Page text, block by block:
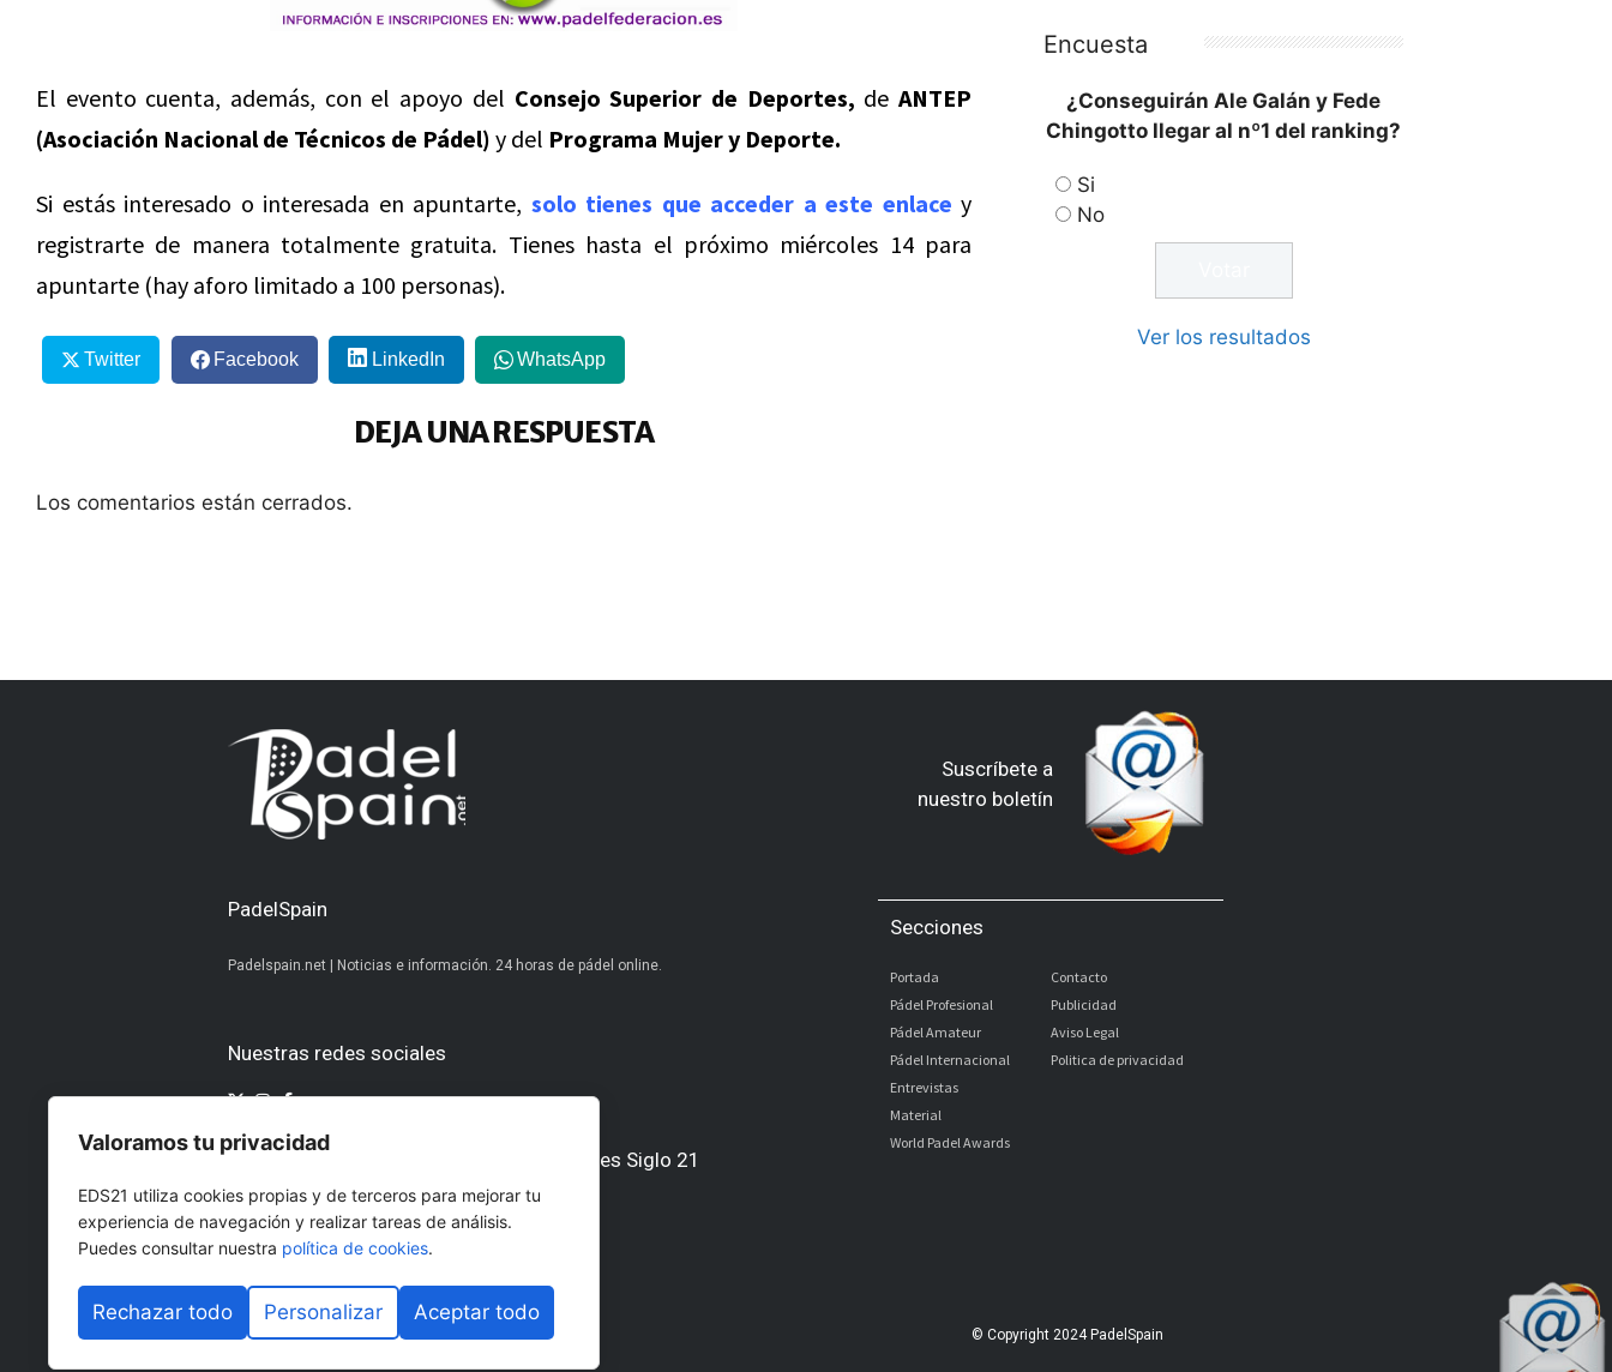
El evento cuenta, además, con el apoyo del Consejo Superior de Deportes, deANTEP
(Asociación Nacional de Técnicos de Pádel) y del Programa Mujer y Deporte.
Si estás interesado o interesada en apuntarte, solo tienes que acceder a este enlace y
registrarte de manera totalmente gratuita. Tienes hasta el próximo miércoles 14 para
apuntarte (hay aforo limitado a 100 personas).
Twitter Facebook LinkedIn WhatsApp
DEJA UNA RESPUESTA
Los comentarios están cerrados.
Encuesta
¿Conseguirán Ale Galán y Fede
Chingotto llegar al nº1 del ranking?
Si
No
Ver los resultados
Suscríbete a
nuestro boletín
PadelSpain
Padelspain.net | Noticias e información. 24 horas de pádel online.
Nuestras redes sociales
Otros medios del Grupo Ediciones Digitales Siglo 21
AltoDirectivo
RRHHDigital
The Imagine House
GolfConfidencial
Secciones
Portada
Pádel Profesional
Pádel Amateur
Pádel Internacional
Entrevistas
Material
World Padel Awards
Contacto
Publicidad
Aviso Legal
Politica de privacidad
© Copyright 2024 PadelSpain
Valoramos tu privacidad
EDS21 utiliza cookies propias y de terceros para mejorar tu
experiencia de navegación y realizar tareas de análisis.
Puedes consultar nuestra política de cookies.
Rechazar todo Personalizar Aceptar todo